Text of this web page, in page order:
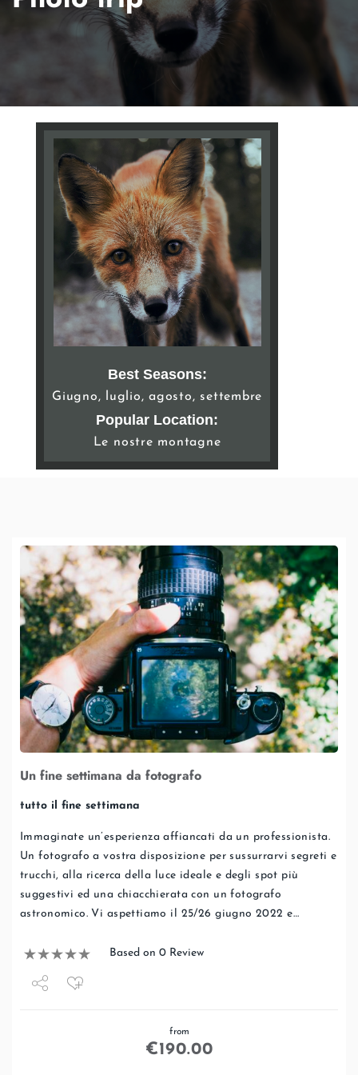
Best Seasons:
Giugno, luglio, agosto, settembre
Popular Location:
Le nostre montagne
Un fine settimana da fotografo
tutto il fine settimana
Immaginate un’esperienza affiancati da un professionista.
Un fotografo a vostra disposizione per sussurrarvi segreti e
trucchi, alla ricerca della luce ideale e degli spot più
suggestivi ed una chiacchierata con un fotografo
astronomico. Vi aspettiamo il 25/26 giugno 2022 e…
Based on 0 Review
from
€190.00